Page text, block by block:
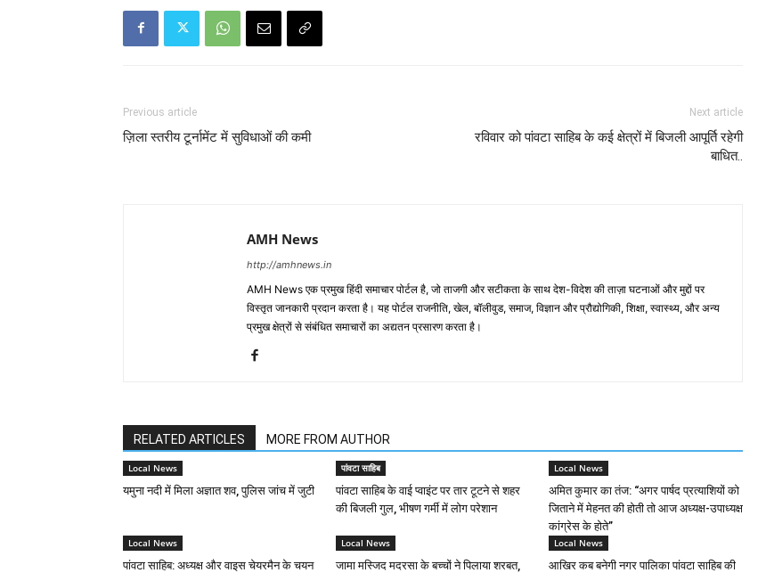
Previous article
ज़िला स्तरीय टूर्नामेंट में सुविधाओं की कमी
Next article
रविवार को पांवटा साहिब के कई क्षेत्रों में बिजली आपूर्ति रहेगी
बाधित..
AMH News
http://amhnews.in
AMH News एक प्रमुख हिंदी समाचार पोर्टल है, जो ताजगी और सटीकता के साथ देश-विदेश की ताज़ा घटनाओं और मुद्दों पर
विस्तृत जानकारी प्रदान करता है। यह पोर्टल राजनीति, खेल, बॉलीवुड, समाज, विज्ञान और प्रौद्योगिकी, शिक्षा, स्वास्थ्य, और अन्य
प्रमुख क्षेत्रों से संबंधित समाचारों का अद्यतन प्रसारण करता है।
RELATED ARTICLES MORE FROM AUTHOR
Local News
यमुना नदी में मिला अज्ञात शव, पुलिस जांच में जुटी
पांवटा साहिब
पांवटा साहिब के वाई प्वाइंट पर तार टूटने से शहर
की बिजली गुल, भीषण गर्मी में लोग परेशान
Local News
अमित कुमार का तंज: “अगर पार्षद प्रत्याशियों को
जिताने में मेहनत की होती तो आज अध्यक्ष-उपाध्यक्ष
कांग्रेस के होते”
Local News
पांवटा साहिब: अध्यक्ष और वाइस चेयरमैन के चयन
Local News
जामा मस्जिद मदरसा के बच्चों ने पिलाया शरबत,
Local News
आखिर कब बनेगी नगर पालिका पांवटा साहिब की